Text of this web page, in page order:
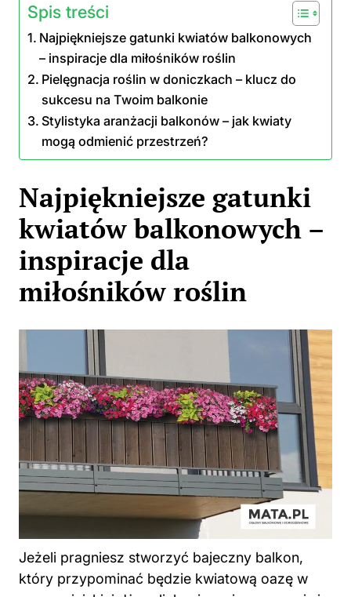
Spis treści
Najpiękniejsze gatunki kwiatów balkonowych
– inspiracje dla miłośników roślin
Pielęgnacja roślin w doniczkach – klucz do
sukcesu na Twoim balkonie
Stylistyka aranżacji balkonów – jak kwiaty
mogą odmienić przestrzeń?
Najpiękniejsze gatunki
kwiatów balkonowych –
inspiracje dla
miłośników roślin
Jeżeli pragniesz stworzyć bajeczny balkon,
który przypominać będzie kwiatową oazę w